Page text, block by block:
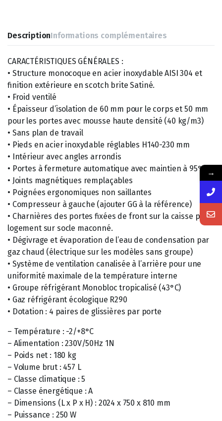
DescriptionInformations complémentaires
CARACTÉRISTIQUES GÉNÉRALES :
• Structure monocoque en acier inoxydable AISI 304 et
finition extérieure en scotch brite Satiné.
• Froid ventilé
• Épaisseur d’isolation de 60 mm pour le corps et 50 mm
pour les portes avec mousse haute densité (40 kg/m3)
• Sans plan de travail
• Pieds en acier inoxydable réglables H140-230 mm
• Intérieur avec angles arrondis
• Portes à fermeture automatique avec maintien à 95°
• Joints magnétiques remplaçables
• Poignées ergonomiques non saillantes
• Compresseur à gauche (ajouter GG à la référence)
• Charnières des portes fixées de front sur la caisse pour
logement sur socle maconné.
• Dégivrage et évaporation de l’eau de condensation par
gaz chaud (électrique sur les modèles sans groupe)
• Système de ventilation canalisée à l’arrière pour une
uniformité maximale de la température interne
• Groupe réfrigérant Monobloc tropicalisé (43°C)
• Gaz réfrigérant écologique R290
• Dotation : 4 paires de glissières par porte
– Température : -2/+8°C
– Alimentation : 230V/50Hz 1N
– Poids net : 180 kg
– Volume brut : 457 L
– Classe climatique : 5
– Classe énergétique : A
– Dimensions (L x P x H) : 2024 x 750 x 810 mm
– Puissance : 250 W
→